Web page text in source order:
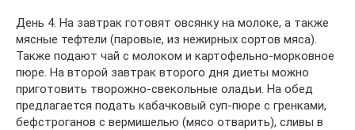
День 4. На завтрак готовят овсянку на молоке, а также
мясные тефтели (паровые, из нежирных сортов мяса).
Также подают чай с молоком и картофельно-морковное
пюре. На второй завтрак второго дня диеты можно
приготовить творожно-свекольные оладьи. На обед
предлагается подать кабачковый суп-пюре с гренками,
бефстроганов с вермишелью (мясо отварить), сливы в